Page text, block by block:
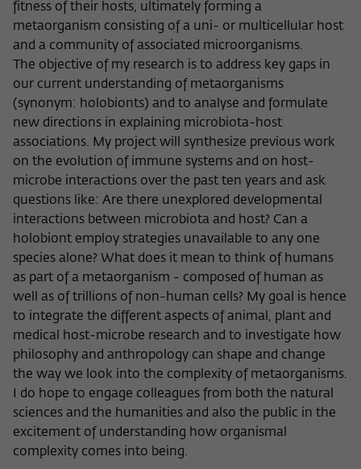
fitness of their hosts, ultimately forming a
metaorganism consisting of a uni- or multicellular host
and a community of associated microorganisms.
The objective of my research is to address key gaps in
our current understanding of metaorganisms
(synonym: holobionts) and to analyse and formulate
new directions in explaining microbiota-host
associations. My project will synthesize previous work
on the evolution of immune systems and on host-
microbe interactions over the past ten years and ask
questions like: Are there unexplored developmental
interactions between microbiota and host? Can a
holobiont employ strategies unavailable to any one
species alone? What does it mean to think of humans
as part of a metaorganism - composed of human as
well as of trillions of non-human cells? My goal is hence
to integrate the different aspects of animal, plant and
medical host-microbe research and to investigate how
philosophy and anthropology can shape and change
the way we look into the complexity of metaorganisms.
I do hope to engage colleagues from both the natural
sciences and the humanities and also the public in the
excitement of understanding how organismal
complexity comes into being.
Zweck
der/die Besucher:in durch eine Verlinkung
auf wiko-berlin.de weitergeleitet wurde.
Name _pk_ses
Anbieter Matomo
30 Minuten
Zweck
Dieses kurzlebige Cookie wird dazu
verwendet, vorübergehend Daten über
den aktuellen Aufenthalt des Besuchs auf
der Webseite des Wissenschaftskollegs
zu speichern.